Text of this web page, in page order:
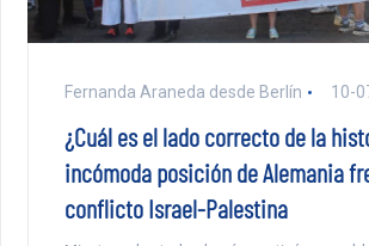
Fernanda Araneda desde Berlín 10-
¿Cuál es el lado correcto de la
incómoda posición de Alemania
conflicto Israel-Palestina